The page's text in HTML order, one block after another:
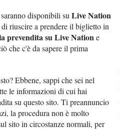
disponibili su Live Nation
riuscire a prendere il biglietto in
prevendita su Live Natione
che c'è da sapere il prima
Ebbene, sappi che sei nel
le informazioni di cui hai
su questo sito. Ti preannuncio
la procedura non è molto
sito in circostanze normali, per